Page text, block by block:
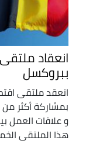
انعقاد
ببروكسل
انعقد ملتقى
و علاقات العمل
هذا الملتقى